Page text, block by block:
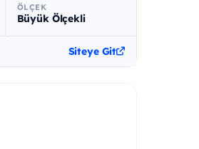
ÖLÇEK
Büyük Ölçekli
Siteye Git